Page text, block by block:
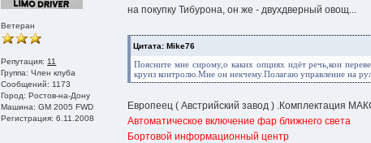
Ветеран
Репутация: 11
Группа:Член клуба
Сообщений: 1173
Город: Ростов-на-Дону
Машина: GM 2005 FWD
Регистрация: 6.11.2008
на покупку Тибурона, он же - двухдверный овощ...
Цитата: Mike76
Поясните мне сирому,о каких опциях идёт речь,кои
круиз контролю.Мне он некчему.Полагаю управление на
Европеец ( Австрийский завод ) .Комплектация
Автоматическое включение фар ближнего света
Бортовой информационный центр